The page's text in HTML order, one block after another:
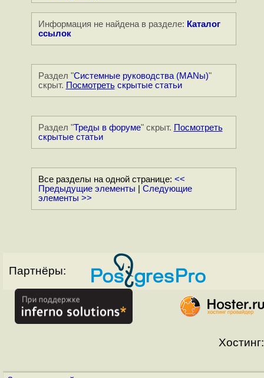
Информация не найдена в разделе: Каталог
ссылок
Раздел "Системные руководства (MANы)"
скрыт. Посмотретьскрытые статьи
Раздел "Треды в форуме" скрыт. Посмотреть
скрытые статьи
Все разделы на одной странице: <<
Предыдущие элементы
Следующие
элементы >>
Партнёры:
Хостинг: